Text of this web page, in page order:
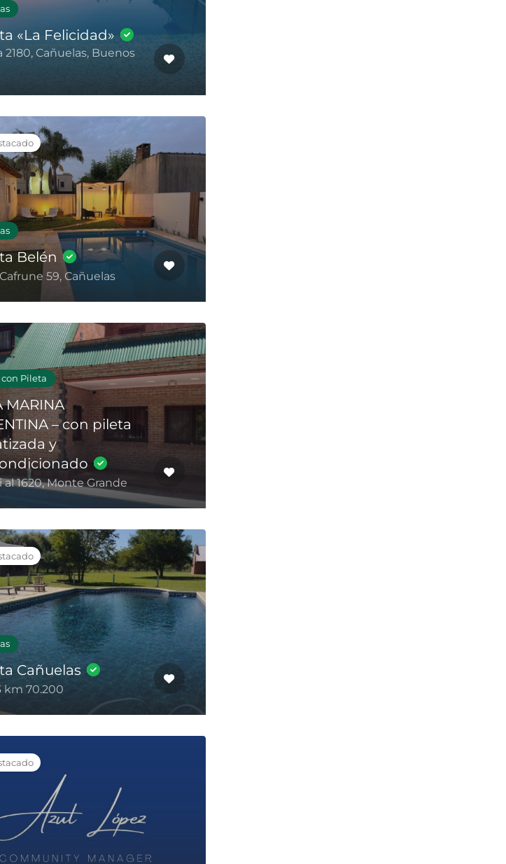
«La Felicidad»
2180, Cañuelas, Buenos
Belén
59, Cañuelas
con Pileta
MARINA
– con pileta
y
al 1620, Monte Grande
Cañuelas
km 70.200